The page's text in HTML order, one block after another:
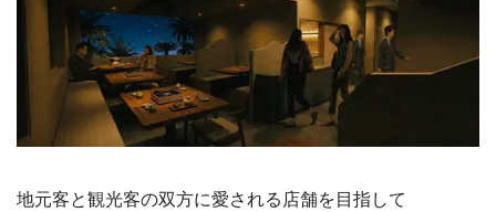
地元客と観光客の双方に愛される店舗を目指して